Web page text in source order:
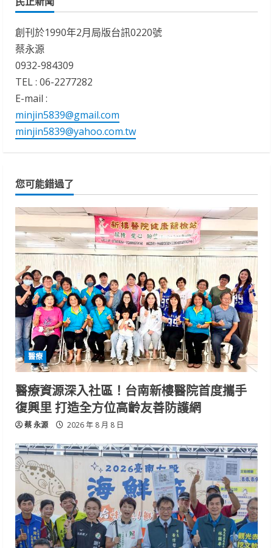
創刊於1990年2月局版台訊0220號
蔡永源
0932-984309
TEL : 06-2277282
E-mail :
minjin5839@gmail.com
minjin5839@yahoo.com.tw
您可能錯過了
醫療
醫療資源深入社區！台南新樓醫院首度攜手
復興里 打造全方位高齡友善防護網
蔡 永源 2026 年 8 月 8 日